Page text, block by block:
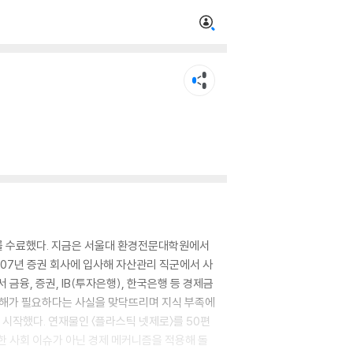
료했다. 지금은 서울대 환경전문대학원에서
년 증권 회사에 입사해 자산관리 직군에서 사
금융, 증권, IB(투자은행), 한국은행 등 경제금
가 필요하다는 사실을 맞닥뜨리며 지식 부족에
했다. 연재물인 〈플라스틱 넷제로〉를 50편
회 이슈가 아닌 경제 메커니즘을 적용해 돌